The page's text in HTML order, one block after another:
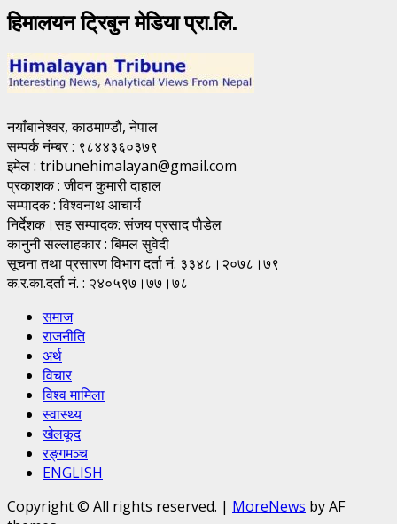
हिमालयन ट्रिबुन मेडिया प्रा.लि.
नयाँबानेश्वर, काठमाण्डाै, नेपाल
सम्पर्क नंम्बर : ९८४४३६०३७९
इमेल : tribunehimalayan@gmail.com
प्रकाशक : जीवन कुमारी दाहाल
सम्पादक : विश्वनाथ आचार्य
निर्देशक।सह सम्पादक: संजय प्रसाद पाैडेल
कानुनी सल्लाहकार : बिमल सुवेदी
सूचना तथा प्रसारण विभाग दर्ता नं. ३३४८।२०७८।७९
क.र.का.दर्ता नं. : २४०५९७।७७।७८
समाज
राजनीति
अर्थ
विचार
विश्व मामिला
स्वास्थ्य
खेलकूद
रङ्गमञ्च
ENGLISH
Copyright © All rights reserved. | MoreNews by AF